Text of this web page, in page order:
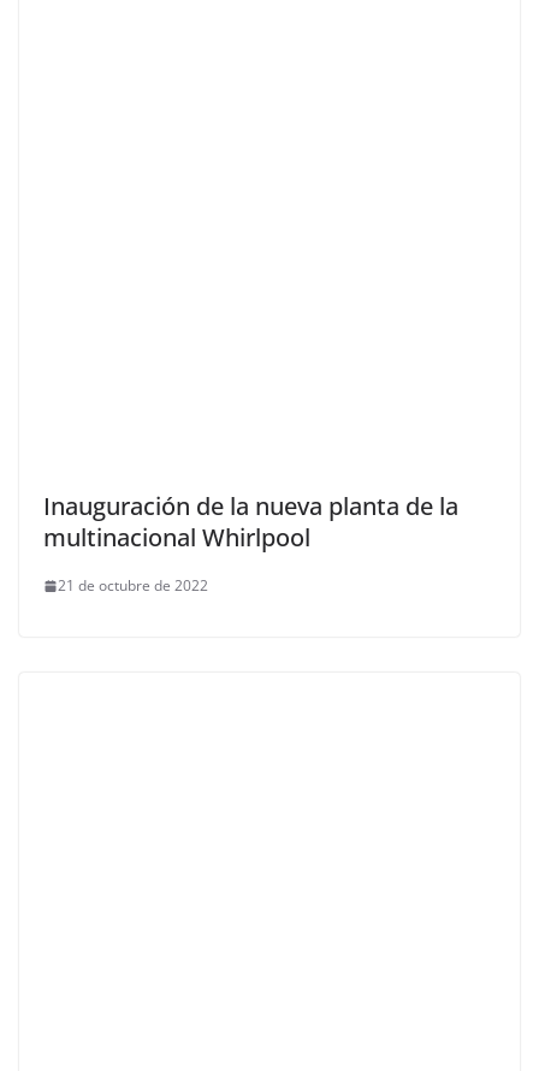
Inauguración de la nueva planta de la
multinacional Whirlpool
21 de octubre de 2022